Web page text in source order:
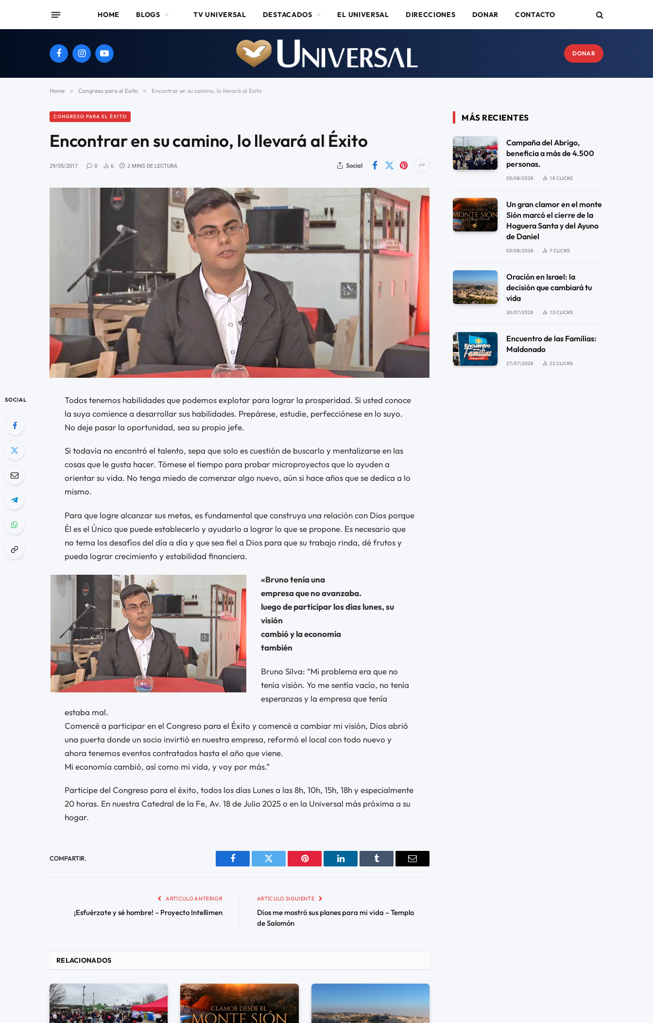
HOME BLOGS TV UNIVERSAL DESTACADOS EL UNIVERSAL DIRECCIONES DONAR CONTACTO
FacebookInstagramYouTube DONAR
Home » Congreso para el Éxito » Encontrar en su camino, lo llevará al Éxito
CONGRESO PARA EL ÉXITO
Encontrar en su camino, lo llevará al Éxito
29/05/2017 0 6 2 MINS DE LECTURA Social
SOCIAL
Todos tenemos habilidades que podemos explotar para lograr la prosperidad. Si usted conoce
la suya comience a desarrollar sus habilidades. Prepárese, estudie, perfecciónese en lo suyo.
No deje pasar la oportunidad, sea su propio jefe.
Si todavía no encontró el talento, sepa que solo es cuestión de buscarlo y mentalizarse en las
cosas que le gusta hacer. Tómese el tiempo para probar microproyectos que lo ayuden a
orientar su vida. No tenga miedo de comenzar algo nuevo, aún si hace años que se dedica a lo
mismo.
Para que logre alcanzar sus metas, es fundamental que construya una relación con Dios porque
Él es el Único que puede establecerlo y ayudarlo a lograr lo que se propone. Es necesario que
no tema los desafíos del día a día y que sea fiel a Dios para que su trabajo rinda, dé frutos y
pueda lograr crecimiento y estabilidad financiera.
«Bruno tenía una
empresa que no avanzaba.
luego de participar los días lunes, su
visión
cambió y la economía
también
Bruno Silva: “Mi problema era que no
tenía visión. Yo me sentía vacío, no tenía
esperanzas y la empresa que tenía
estaba mal.
Comencé a participar en el Congreso para el Éxito y comencé a cambiar mi visión, Dios abrió
una puerta donde un socio invirtió en nuestra empresa, reformó el local con todo nuevo y
ahora tenemos eventos contratados hasta el año que viene.
Mi economía cambió, así como mi vida, y voy por más.”
Participe del Congreso para el éxito, todos los días Lunes a las 8h, 10h, 15h, 18h y especialmente
20 horas. En nuestra Catedral de la Fe, Av. 18 de Julio 2025 o en la Universal más próxima a su
hogar.
COMPARTIR.
Facebook Twitter Pinterest LinkedIn Tumblr Email
ARTÍCULO ANTERIOR
¡Esfuérzate y sé hombre! – Proyecto Intellimen
ARTÍCULO SIGUIENTE
Dios me mostró sus planes para mi vida – Templo
de Salomón
RELACIONADOS
MÁS RECIENTES
Campaña del Abrigo,
beneficia a más de 4.500
personas.
05/08/2026 16 CLICKS
Un gran clamor en el monte
Sión marcó el cierre de la
Hoguera Santa y del Ayuno
de Daniel
03/08/2026 7 CLICKS
Oración en Israel: la
decisión que cambiará tu
vida
30/07/2026 13 CLICKS
Encuentro de las Familias:
Maldonado
27/07/2026 22 CLICKS